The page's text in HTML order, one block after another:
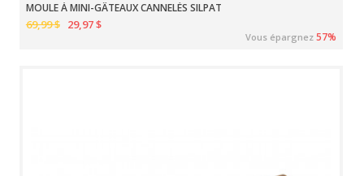
MOULE À MINI-GÂTEAUX CANNELÉS SILPAT
69,99 $ 29,97 $
Vous épargnez57%